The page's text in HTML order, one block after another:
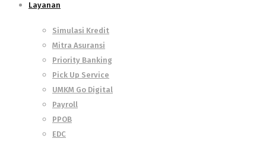
Layanan
Simulasi Kredit
Mitra Asuransi
Priority Banking
Pick Up Service
UMKM Go Digital
Payroll
PPOB
EDC